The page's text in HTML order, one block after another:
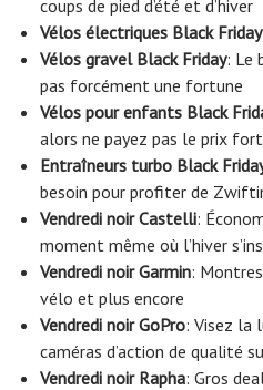
coups de pied d’été et d’hiver
Vélos électriques Black Friday
Vélos gravel Black Friday: Le
pas forcément une fortune
Vélos pour enfants Black
alors ne payez pas le prix fort
Entraîneurs turbo Black
besoin pour profiter de
Vendredi noir Castelli:
moment même où l’hiver
Vendredi noir Garmin:
vélo et plus encore
Vendredi noir GoPro: Visez la
caméras d’action de qualité
Vendredi noir Rapha: Gros